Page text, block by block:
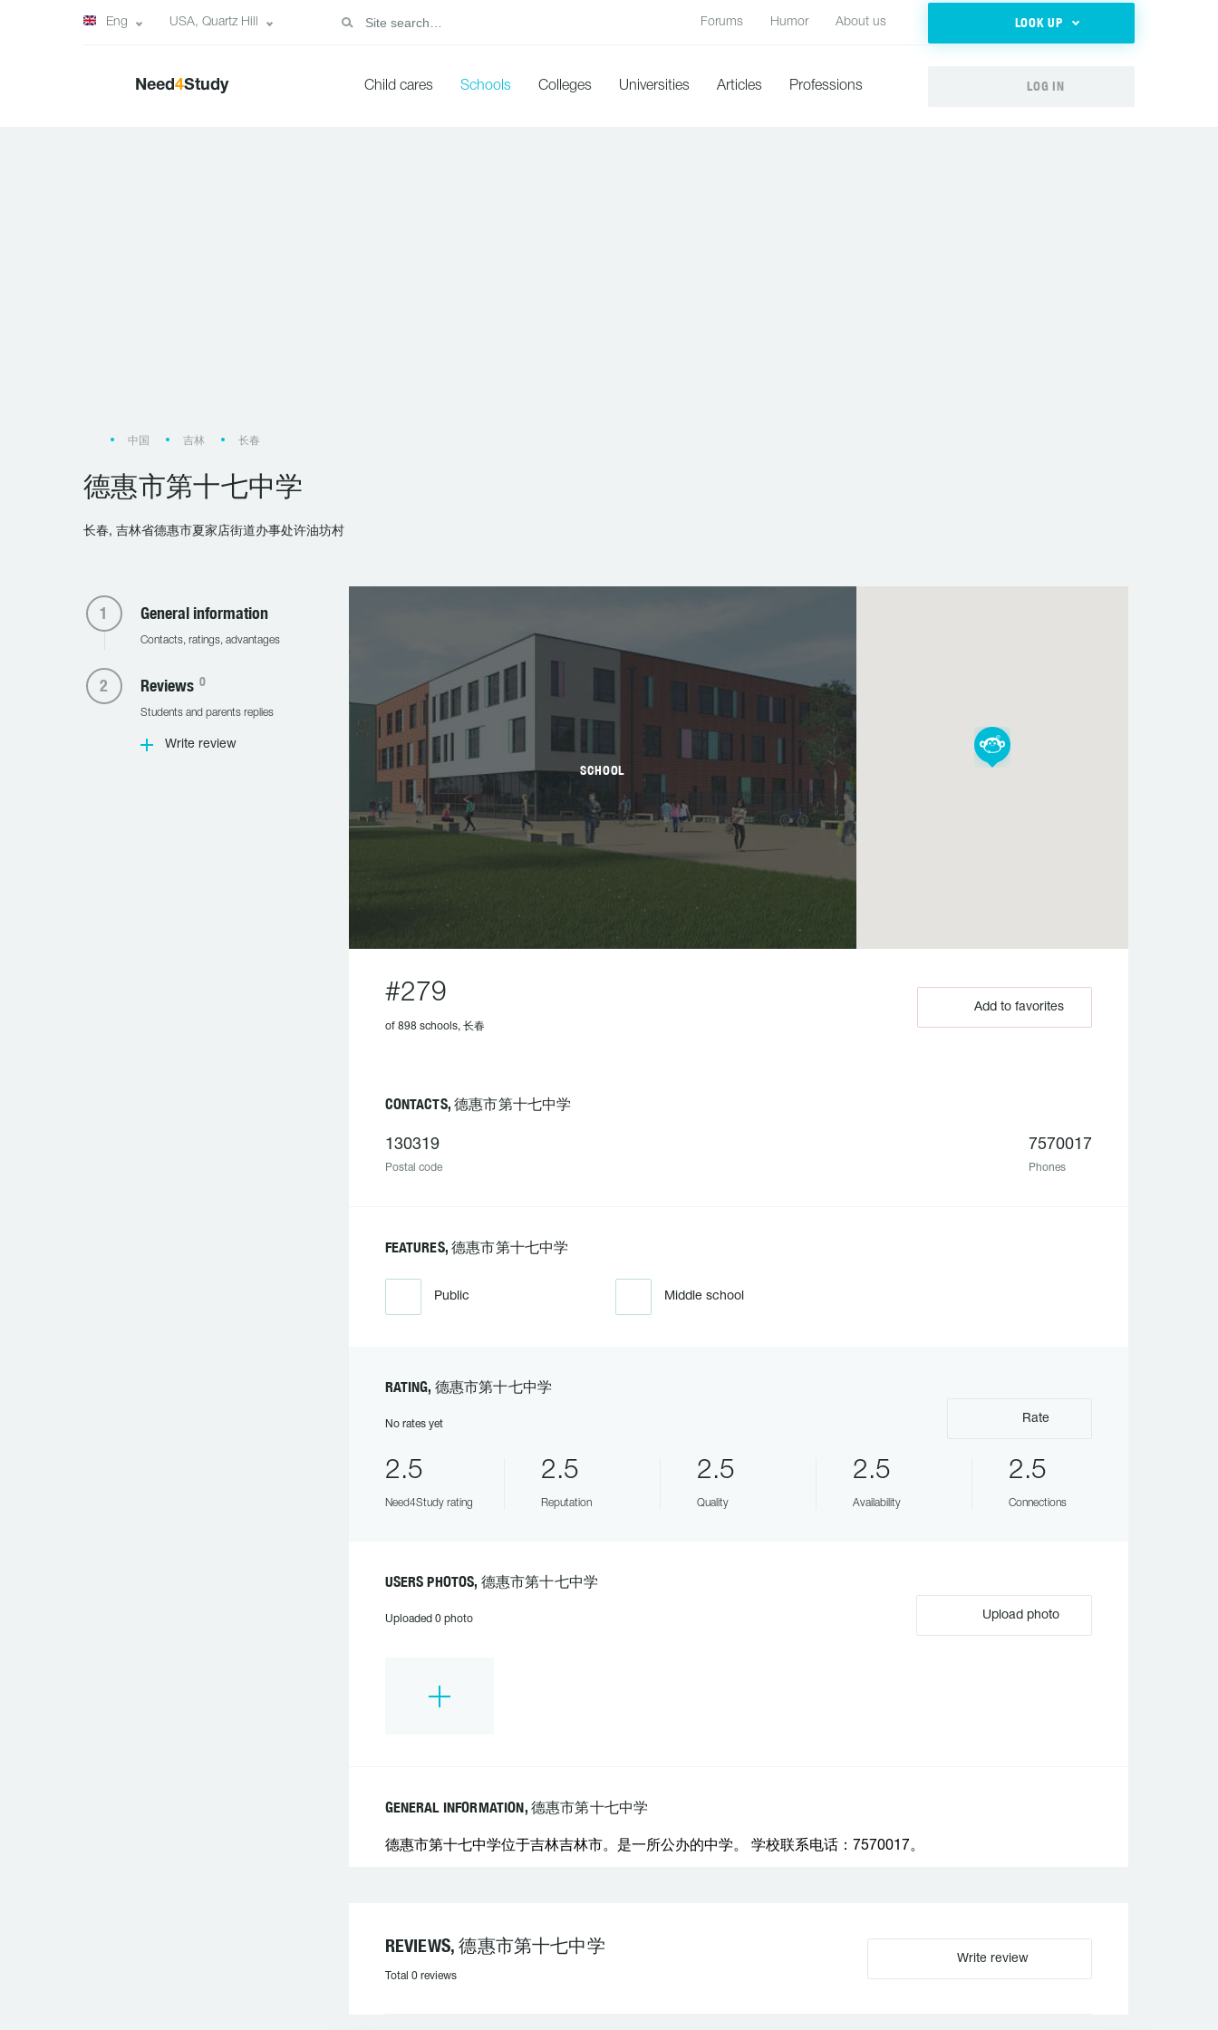
Eng USA, Quartz Hill Forums Humor About us LOOK UP
Need4Study Child cares Schools Colleges Universities Articles Professions LOG IN
中国 吉林 长春
德惠市第十七中学
长春, 吉林省德惠市夏家店街道办事处许油坊村
General information
Contacts, ratings, advantages
Reviews 0
Students and parents replies
Write review
SCHOOL
#279
of 898 schools, 长春
Add to favorites
CONTACTS, 德惠市第十七中学
130319
Postal code
7570017
Phones
FEATURES, 德惠市第十七中学
Public Middle school
RATING, 德惠市第十七中学
No rates yet Rate
2.5
Need4Study rating
2.5
Reputation
2.5
Quality
2.5
Availability
2.5
Connections
USERS PHOTOS, 德惠市第十七中学
Uploaded 0 photo Upload photo
GENERAL INFORMATION, 德惠市第十七中学
德惠市第十七中学位于吉林吉林市。是一所公办的中学。 学校联系电话：7570017。
REVIEWS, 德惠市第十七中学
Total 0 reviews
Write review